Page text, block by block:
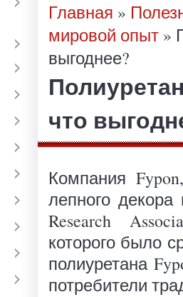
Главная »
мировой опыт »
выгоднее?
что
Компания
лепного декора
Research
которого было
полиуретана
потребители